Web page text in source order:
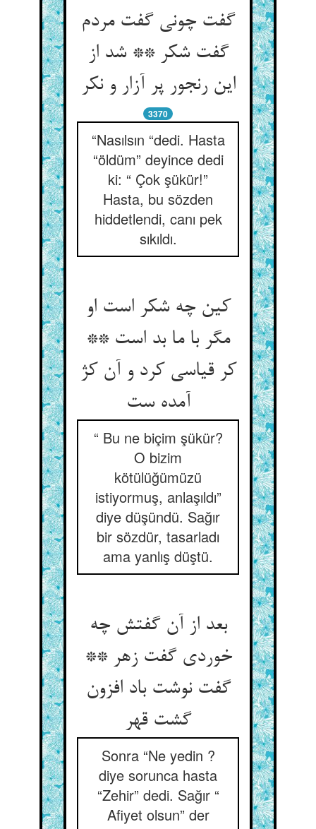
گفت چونی گفت مردم
گفت شکر ** شد از
این رنجور پر آزار و نکر
3370
“Nasılsın “dedi. Hasta
“öldüm” deyince dedi
ki: “ Çok şükür!”
Hasta, bu sözden
hiddetlendi, canı pek
sıkıldı.
کین چه شکر است او
مگر با ما بد است **
کر قیاسی کرد و آن کژ
“ Bu ne biçim şükür?
O bizim
kötülüğümüzü
istiyormuş, anlaşıldı”
diye düşündü. Sağır
bir sözdür, tasarladı
ama yanlış düştü.
بعد از آن گفتش چه
خوردی گفت زهر **
گفت نوشت باد افزون
گشت قهر
Sonra “Ne yedin ?
diye sorunca hasta
“Zehir” dedi. Sağır “
Afiyet olsun” der